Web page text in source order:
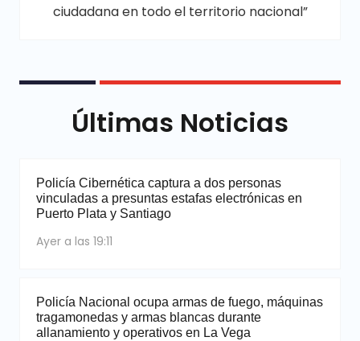
ciudadana en todo el territorio nacional”
Últimas Noticias
Policía Cibernética captura a dos personas
vinculadas a presuntas estafas electrónicas en
Puerto Plata y Santiago
Ayer a las 19:11
Policía Nacional ocupa armas de fuego, máquinas
tragamonedas y armas blancas durante
allanamiento y operativos en La Vega